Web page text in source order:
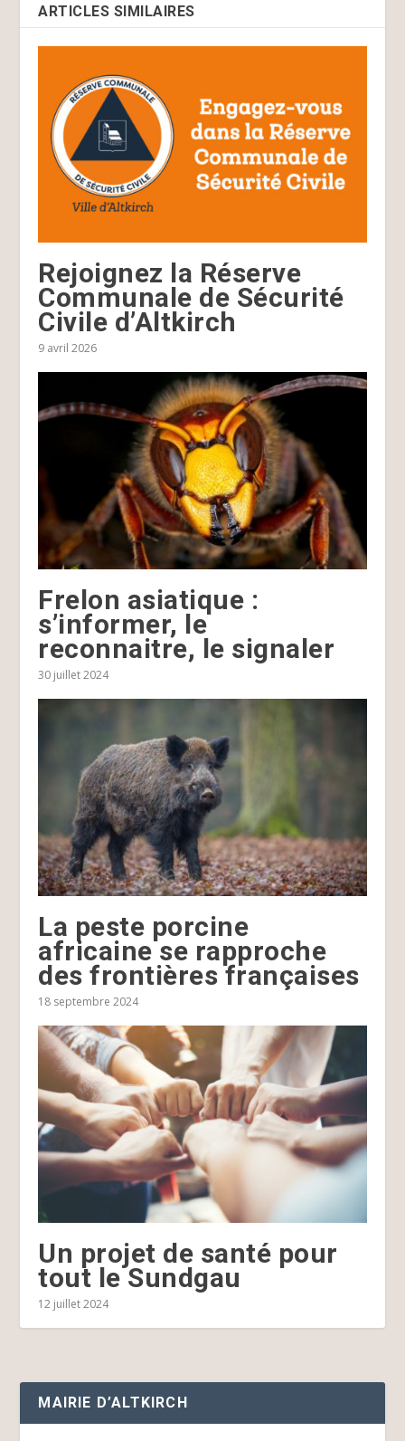
ARTICLES SIMILAIRES
Rejoignez la Réserve
Communale de Sécurité
Civile d’Altkirch
9 avril 2026
Frelon asiatique :
s’informer, le
reconnaitre, le signaler
30 juillet 2024
La peste porcine
africaine se rapproche
des frontières françaises
18 septembre 2024
Un projet de santé pour
tout le Sundgau
12 juillet 2024
MAIRIE D’ALTKIRCH